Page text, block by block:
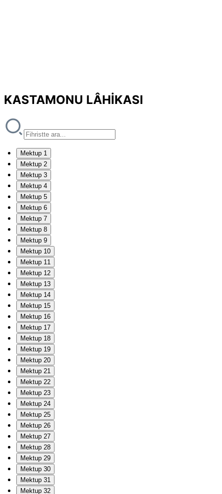
KASTAMONU LÂHİKASI
Mektup 1
Mektup 2
Mektup 3
Mektup 4
Mektup 5
Mektup 6
Mektup 7
Mektup 8
Mektup 9
Mektup 10
Mektup 11
Mektup 12
Mektup 13
Mektup 14
Mektup 15
Mektup 16
Mektup 17
Mektup 18
Mektup 19
Mektup 20
Mektup 21
Mektup 22
Mektup 23
Mektup 24
Mektup 25
Mektup 26
Mektup 27
Mektup 28
Mektup 29
Mektup 30
Mektup 31
Mektup 32